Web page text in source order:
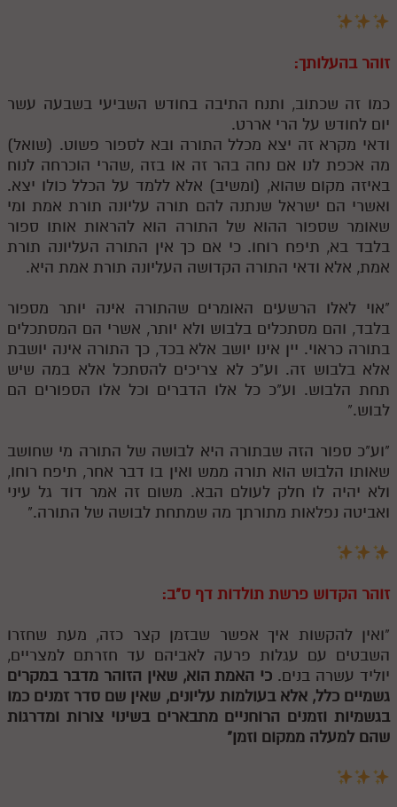
ספרים להורדה
מנוע חיפוש בספרים
תלמוד עשר הספירות בעיון
תע"ס חלק ב' עיון
תע"ס חלק ג' עיון
תלמוד עשר הספירות חלק ד
תלמוד עשר הספירות חלק ה
תלמוד עשר הספירות חלק ו
תלמוד עשר הספירות חלק ז
תלמוד עשר הספירות חלק ח
תלמוד עשר הספירות חלק ט
תלמוד עשר הספירות חלק יא
תלמוד עשר הספירות חלק יב
תלמוד עשר הספירות חלק יד
תלמוד עשר הספירות חלק טו
תלמוד עשר הספירות חלק טז
בית שער הכוונות
אודות האתר
אודות האתר
בעל הסולם
זוהר בהעלותך:
כמו זה שכתוב, ותנח התיבה בחודש השביעי בשבעה עשר
יום לחודש על הרי אררט.
ודאי מקרא זה יצא מכלל התורה ובא לספור פשוט. (שואל)
מה אכפת לנו אם נחה בהר זה או בזה ,שהרי הוכרחה לנוח
באיזה מקום שהוא, (ומשיב) אלא ללמד על הכלל כולו יצא.
ואשרי הם ישראל שנתנה להם תורה עליונה תורת אמת ומי
שאומר שספור ההוא של התורה הוא להראות אותו ספור
בלבד בא, תיפח רוחו. כי אם כך אין התורה העליונה תורת
אמת, אלא ודאי התורה הקדושה העליונה תורת אמת היא.
"אוי לאלו הרשעים האומרים שהתורה אינה יותר מספור
בלבד, והם מסתכלים בלבוש ולא יותר, אשרי הם המסתכלים
בתורה כראוי. יין אינו יושב אלא בכד, כך התורה אינה יושבת
אלא בלבוש זה. וע"כ לא צריכים להסתכל אלא במה שיש
תחת הלבוש. וע"כ כל אלו הדברים וכל אלו הספורים הם
לבוש."
"וע"כ ספור הזה שבתורה היא לבושה של התורה מי שחושב
שאותו הלבוש הוא תורה ממש ואין בו דבר אחר, תיפח רוחו,
ולא יהיה לו חלק לעולם הבא. משום זה אמר דוד גל עיני
ואביטה נפלאות מתורתך מה שמתחת לבושה של התורה."
זוהר הקדוש פרשת תולדות דף ס"ב:
"ואין להקשות איך אפשר שבזמן קצר כזה, מעת שחזרו
השבטים עם עגלות פרעה לאביהם עד חזרתם למצריים,
יוליד עשרה בנים. כי האמת הוא, שאין הזוהר מדבר במקרים
גשמיים כלל, אלא בעולמות עליונים, שאין שם סדר זמנים כמו
בגשמיות וזמנים הרוחניים מתבארים בשינוי צורות ומדרגות
שהם למעלה ממקום וזמן"